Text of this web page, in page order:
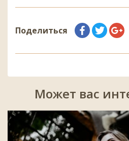
Поделиться
Может вас